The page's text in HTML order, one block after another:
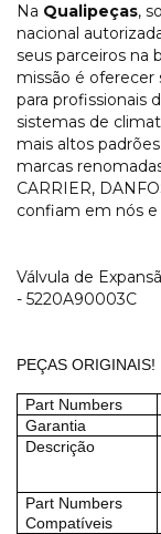
Na Qualipeças,
nacional
seus parceiros na
missão é
para profissionais
sistemas de
mais altos
marcas
CARRIER,
confiam em nós e
Válvula de
- 5220A90003C
PEÇAS ORIGINAIS!
Part Numbers
Garantia
Descrição
Part Numbers
Compatíveis